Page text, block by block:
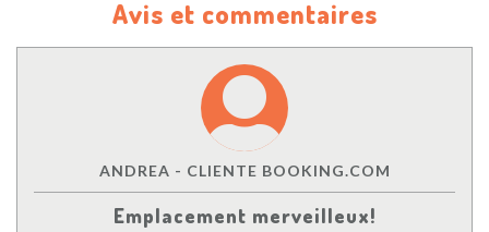
Avis et commentaires
ANDREA - CLIENTE BOOKING.COM
Emplacement merveilleux!